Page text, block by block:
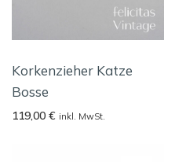
Korkenzieher Katze
Bosse
119,00 € inkl. MwSt.